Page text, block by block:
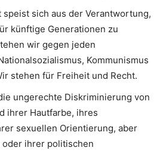
speist sich aus der Verantwortung,
künftige Generationen zu
wir gegen jeden
Kommunismus
stehen für Freiheit und Recht.
ungerechte Diskriminierung von
ihrer Hautfarbe, ihres
sexuellen Orientierung, aber
ihrer politischen